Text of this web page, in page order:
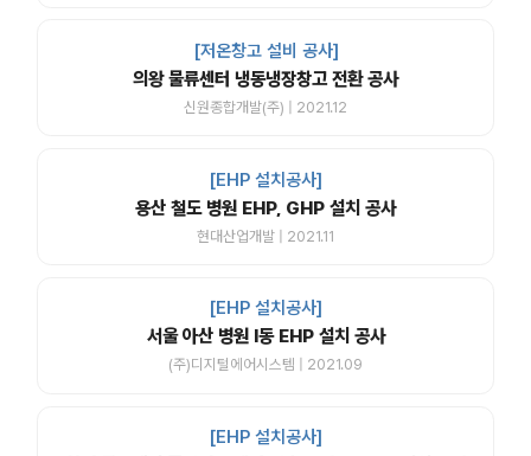
[저온창고 설비 공사]
의왕 물류센터 냉동냉장창고 전환 공사
신원종합개발(주) | 2021.12
[EHP 설치공사]
용산 철도 병원 EHP, GHP 설치 공사
현대산업개발 | 2021.11
[EHP 설치공사]
서울 아산 병원 I동 EHP 설치 공사
(주)디지털에어시스템 | 2021.09
[EHP 설치공사]